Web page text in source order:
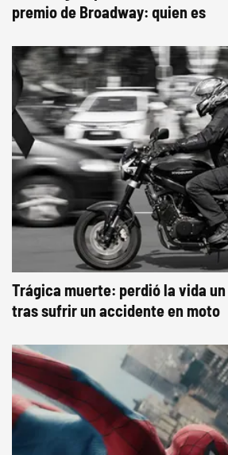
premio de Broadway: quien es
Trágica muerte: perdió la vida
tras sufrir un accidente en moto